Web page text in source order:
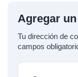
Agregar
Tu dirección de
campos